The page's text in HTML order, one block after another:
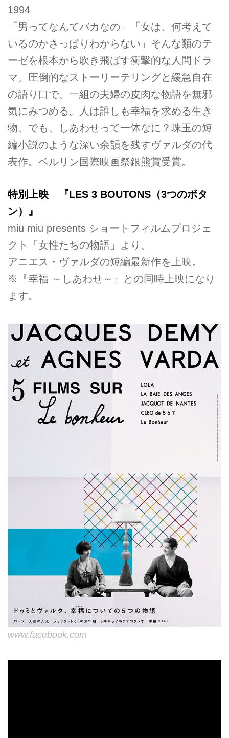
1994
「男ってなんてバカなの」「女は、何考えて
いるのかさっぱりわからない」そんな類のテ
ーゼを根本から吹き飛ばす衝撃的な人間ドラ
マ。圧倒的なストーリーテリングと緩急自在
の語り口で、一組の夫婦の皮肉な物語を無邪
気にみつめる。人は誰しも幸福を求める生き
物、でも、しあわせって一体なに？珠玉の短
編小説のような深い余韻を残すヴァルダの代
表作。ベルリン国際映画祭銀熊賞受賞。
特別上映 『LES 3 BOUTONS（3つのボタ
ン）』
miu miu presents ショートフィルムプロジェ
クト「女性たちの物語」より、
アニエス・ヴァルダの短編最新作を上映。
※『幸福 ～しあわせ～』との同時上映になり
ます。
www.facebook.com